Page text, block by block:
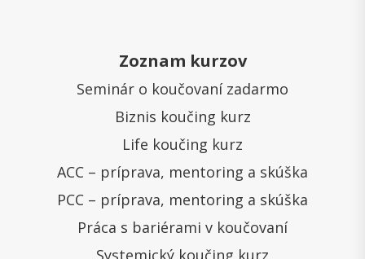
Zoznam kurzov
Seminár o koučovaní zadarmo
Biznis koučing kurz
Life koučing kurz
ACC – príprava, mentoring a skúška
PCC – príprava, mentoring a skúška
Práca s bariérami v koučovaní